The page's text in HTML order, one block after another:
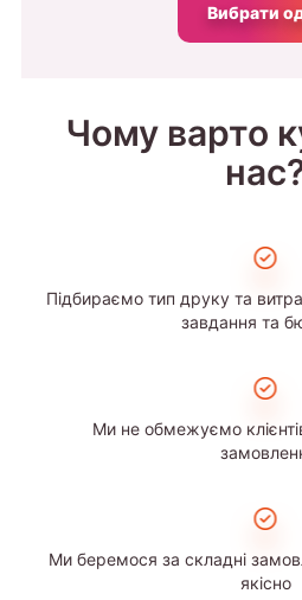
Вибрати
Чому варто
Підбираємо тип друку та
завдання та
Ми не обмежуємо
Ми беремося за складні
якісно